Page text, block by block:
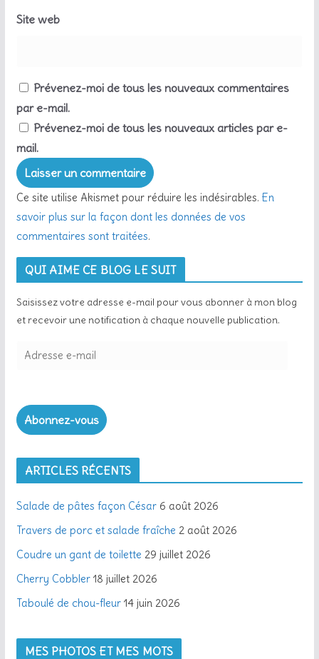
Site web
Prévenez-moi de tous les nouveaux commentaires
par e-mail.
Prévenez-moi de tous les nouveaux articles par e-
mail.
Ce site utilise Akismet pour réduire les indésirables. En
savoir plus sur la façon dont les données de vos
commentaires sont traitées.
QUI AIME CE BLOG LE SUIT
Saisissez votre adresse e-mail pour vous abonner à mon blog
et recevoir une notification à chaque nouvelle publication.
s
e
m
a
Abonnez-vous
ARTICLES RÉCENTS
Salade de pâtes façon César 6 août 2026
Travers de porc et salade fraîche 2 août 2026
Coudre un gant de toilette 29 juillet 2026
Cherry Cobbler 18 juillet 2026
Taboulé de chou-fleur 14 juin 2026
MES PHOTOS ET MES MOTS